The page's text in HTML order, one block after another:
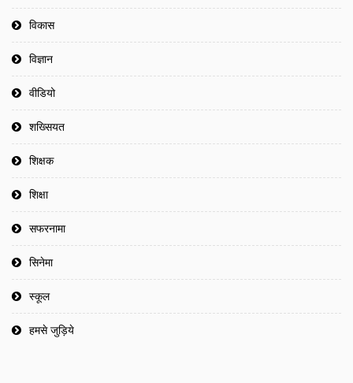
विकास
विज्ञान
वीडियो
शख्सियत
शिक्षक
शिक्षा
सफरनामा
सिनेमा
स्कूल
हमसे जुड़िये